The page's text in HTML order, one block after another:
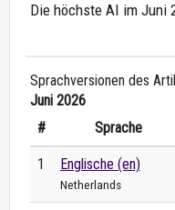
Die höchste AI im Juni
Sprachversionen des
Juni 2026
#
Sprache
1 Englische (en)
Netherlands